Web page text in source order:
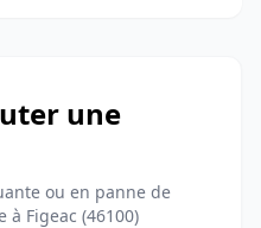
une
ou en panne de
à Figeac (46100)